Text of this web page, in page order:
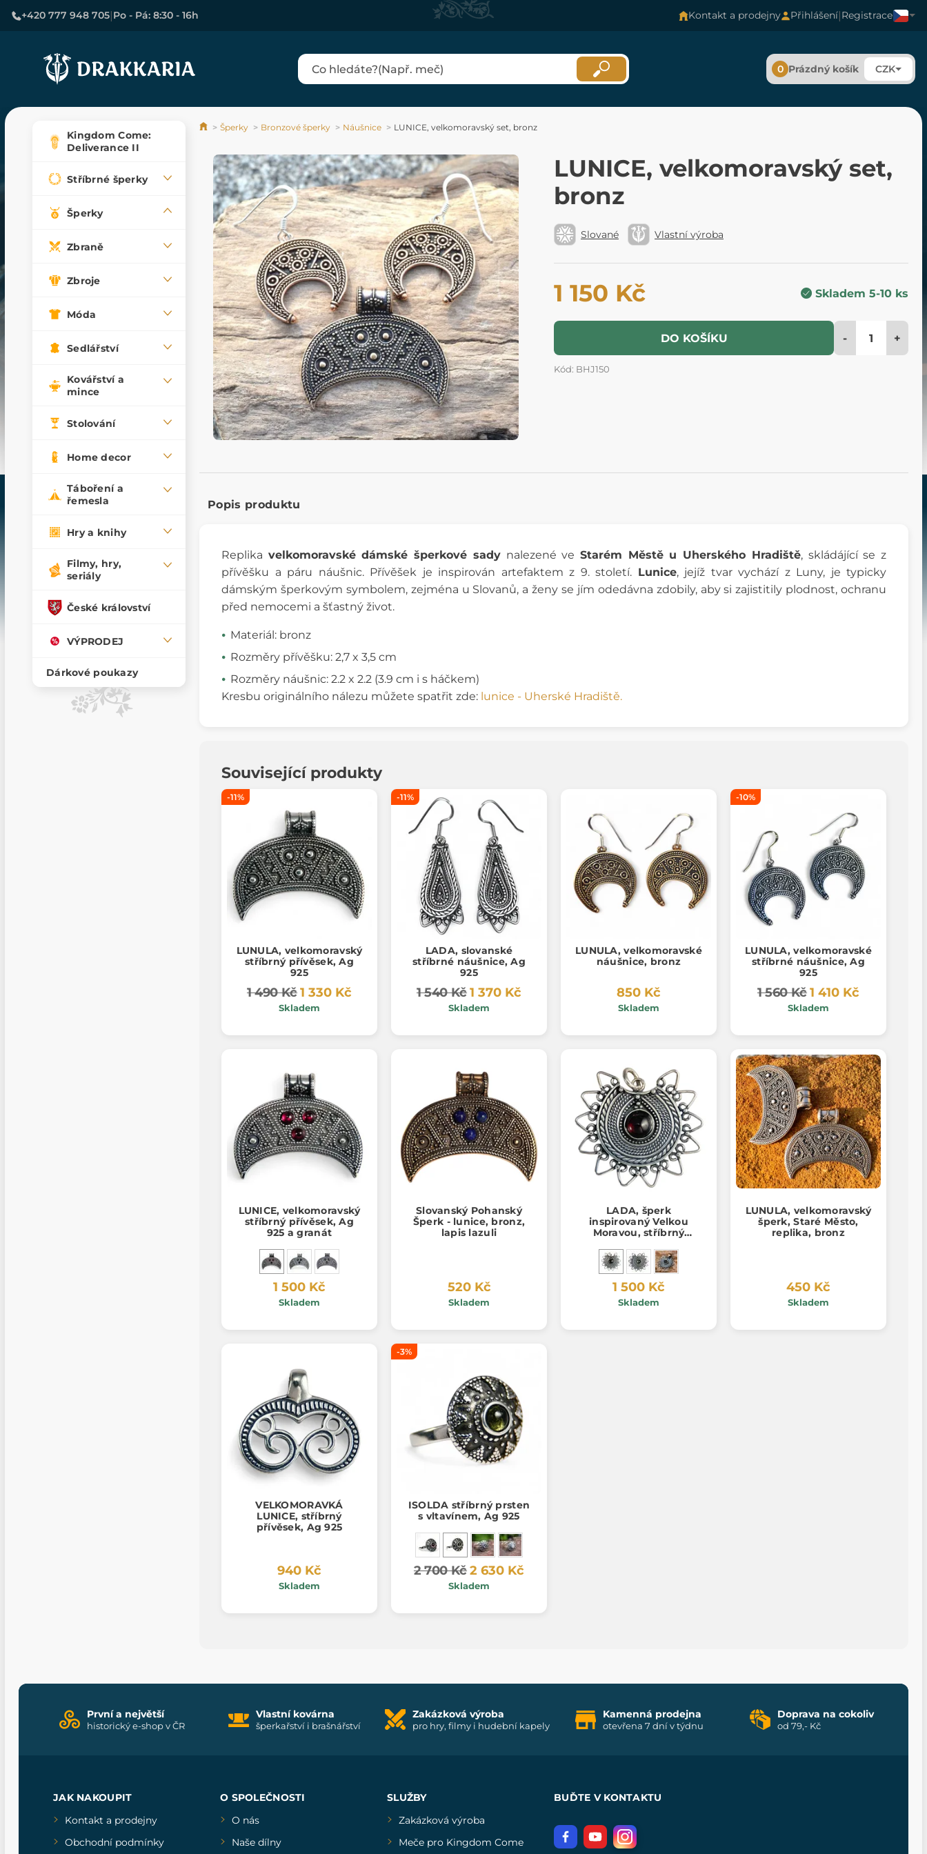
+420 777 948 705|Po - Pá: 8:30 - 16h Kontakt a prodejny Přihlášení|Registrace
0 Prázdný košík CZK
Kingdom Come:
Deliverance II
Stříbrné šperky
Šperky
Zbraně
Zbroje
Móda
Sedlářství
Kovářství a
mince
Stolování
Home decor
Táboření a
řemesla
Hry a knihy
Filmy, hry,
seriály
České království
VÝPRODEJ
Dárkové poukazy
Šperky Bronzové šperky Náušnice LUNICE, velkomoravský set, bronz
LUNICE, velkomoravský set,
bronz
Slované Vlastní výroba
1 150 Kč Skladem 5-10 ks
DO KOŠÍKU - +
Kód: BHJ150
Popis produktu
Replika velkomoravské dámské šperkové sadynalezené veStarém Městě u Uherského Hradiště, skládájící se z
přívěšku a páru náušnic. Přívěšek je inspirován artefaktem z 9. století. Lunice, jejíž tvar vychází z Luny, je typicky
dámským šperkovým symbolem, zejména u Slovanů, a ženy se jím odedávna zdobily, aby si zajistitily plodnost, ochranu
před nemocemi a šťastný život.
Materiál: bronz
Rozměry přívěšku: 2,7 x 3,5 cm
Rozměry náušnic: 2.2 x 2.2 (3.9 cm i s háčkem)
Kresbu originálního nálezu můžete spatřit zde: lunice - Uherské Hradiště.
Související produkty
-11%
LUNULA, velkomoravský
stříbrný přívěsek, Ag
925
1 490 Kč1 330 Kč
Skladem
-11%
LADA, slovanské
stříbrné náušnice, Ag
925
1 540 Kč1 370 Kč
Skladem
LUNULA, velkomoravské
náušnice, bronz
850 Kč
Skladem
-10%
LUNULA, velkomoravské
stříbrné náušnice, Ag
925
1 560 Kč1 410 Kč
Skladem
LUNICE, velkomoravský
stříbrný přívěsek, Ag
925 a granát
1 500 Kč
Skladem
Slovanský Pohanský
Šperk - lunice, bronz,
lapis lazuli
520 Kč
Skladem
LADA, šperk
inspirovaný Velkou
Moravou, stříbrný
1 500 Kč
Skladem
LUNULA, velkomoravský
šperk, Staré Město,
replika, bronz
450 Kč
Skladem
VELKOMORAVKÁ
LUNICE, stříbrný
přívěsek, Ag 925
940 Kč
Skladem
-3%
ISOLDA stříbrný prsten
s vltavínem, Ag 925
2 700 Kč2 630 Kč
Skladem
První a největší
historický e-shop v ČR
Vlastní kovárna
šperkařství i brašnářství
Zakázková výroba
pro hry, filmy i hudební kapely
Kamenná prodejna
otevřena 7 dní v týdnu
Doprava na cokoliv
od 79,- Kč
JAK NAKOUPIT
Kontakt a prodejny
Obchodní podmínky
O SPOLEČNOSTI
O nás
Naše dílny
SLUŽBY
Zakázková výroba
Meče pro Kingdom Come
BUĎTE V KONTAKTU